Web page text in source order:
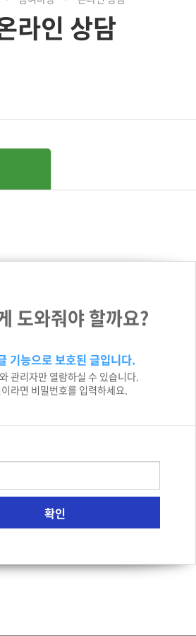
라인 상담
도와줘야 할까요?
기능으로 보호된 글입니다.
관리자만 열람하실 수 있습니다.
라면 비밀번호를 입력하세요.